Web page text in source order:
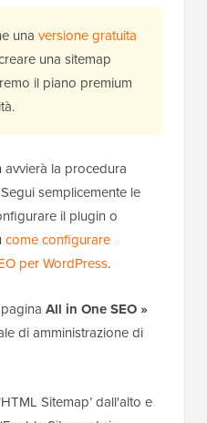
una versione gratuita
una sitemap
il piano premium
la procedura
semplicemente le
il plugin o
come configurare
per WordPress.
All in One SEO »
di amministrazione di
Sitemap’ dall'alto e